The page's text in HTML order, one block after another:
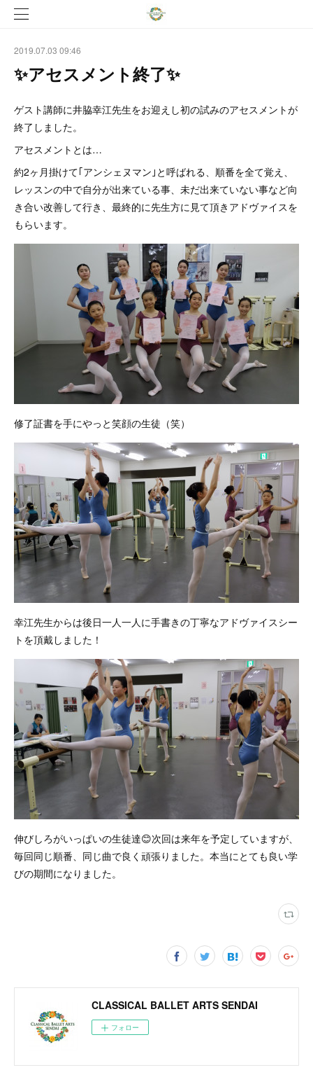
2019.07.03 09:46
✨アセスメント終了✨
ゲスト講師に井脇幸江先生をお迎えし初の試みのアセスメントが
終了しました。
アセスメントとは…
約2ヶ月掛けて｢アンシェヌマン｣と呼ばれる、順番を全て覚え、
レッスンの中で自分が出来ている事、未だ出来ていない事など向
き合い改善して行き、最終的に先生方に見て頂きアドヴァイスを
もらいます。
修了証書を手にやっと笑顔の生徒（笑）
幸江先生からは後日一人一人に手書きの丁寧なアドヴァイスシー
トを頂戴しました！
伸びしろがいっぱいの生徒達😊次回は来年を予定していますが、
毎回同じ順番、同じ曲で良く頑張りました。本当にとても良い学
びの期間になりました。
CLASSICAL BALLET ARTS SENDAI
フォロー